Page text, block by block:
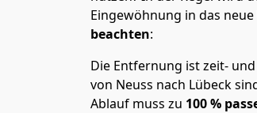
Eingewöhnung in das
beachten:
Die Entfernung ist zeit-
von Neuss nach Lübeck
Ablauf muss zu 100 %